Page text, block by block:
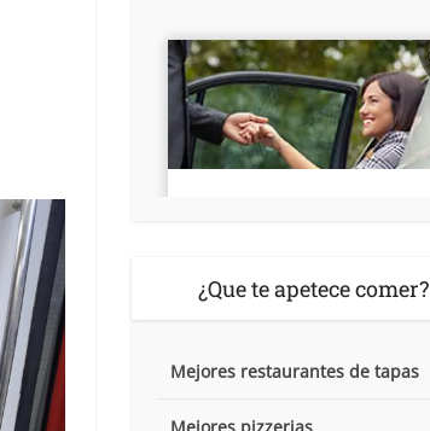
¿Que te apetece comer?
Mejores restaurantes de tapas